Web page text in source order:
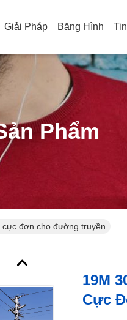
Giải Pháp Băng Hình
Phẩm
đơn cho đường truyền
19M
Cực